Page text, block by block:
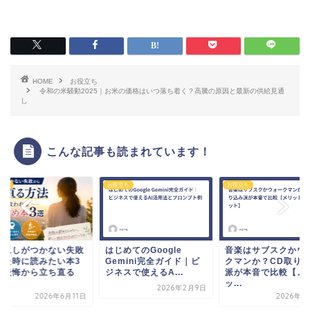
HOME
お役立ち
令和の米騒動2025｜お米の価格はいつ落ち着く？高騰の原因と最新の供給見通
し
こんな記事も読まれています！
返しがつかない失敗
た時に読みたい本3
後悔から立ち直る
2026年6月11日
お役立ち
はじめてのGoogle
Gemini完全ガイド｜ビ
ジネスで使えるA...
2026年2月9日
お役立ち
音楽はサブスクかウ
クマンか？CD取り
派が本音で比較【メ
ッ...
2026年2